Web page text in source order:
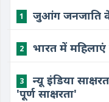
1 ​जुआंग जनजाति
2 ​भारत में
3
​न्यू इंडिया
'पूर्ण साक्षरता'